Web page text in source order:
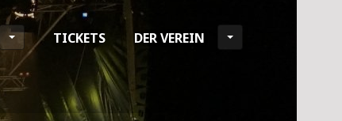
TICKETS DER VEREIN